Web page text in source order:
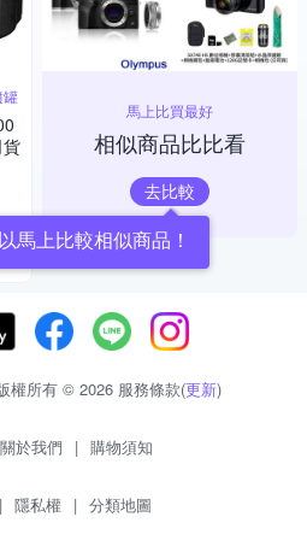
罐
馬上比買最好
相似商品比比看
去比較
馬上比較相似商品！
權所有 © 2026 服務條款(更新)
關於我們 | 購物須知
| 隱私權 | 分類地圖